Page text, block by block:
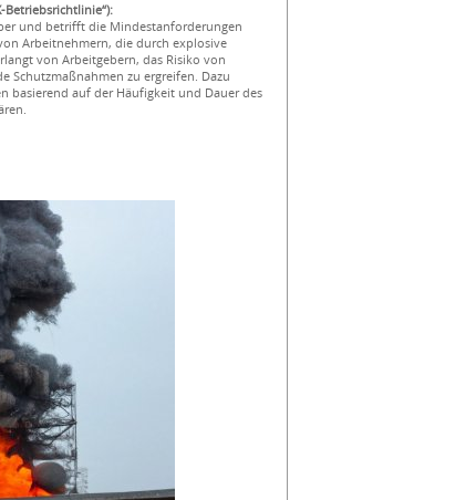
Betriebsrichtlinie“):
und betrifft die Mindestanforderungen
Arbeitnehmern, die durch explosive
von Arbeitgebern, das Risiko von
Schutzmaßnahmen zu ergreifen. Dazu
basierend auf der Häufigkeit und Dauer des